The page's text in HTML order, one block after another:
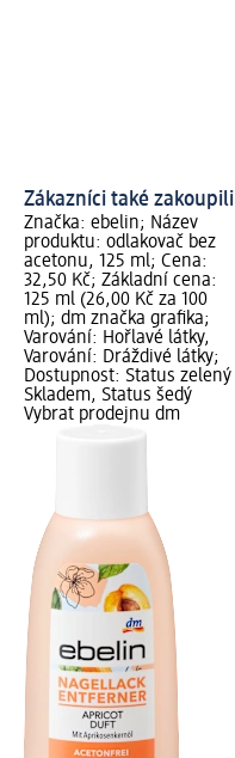
Zákazníci také zakoupili
Značka: ebelin; Název
produktu: odlakovač bez
acetonu, 125 ml; Cena:
32,50 Kč; Základní cena:
125 ml (26,00 Kč za 100
ml); dm značka grafika;
Varování: Hořlavé látky,
Varování: Dráždivé látky;
Dostupnost: Status zelený
Skladem, Status šedý
Vybrat prodejnu dm